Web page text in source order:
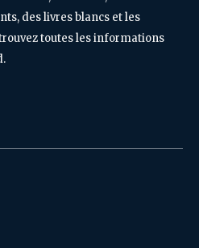
des livres blancs et les
toutes les informations